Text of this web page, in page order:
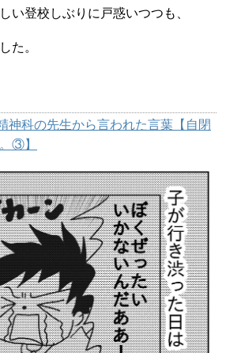
い登校しぶりに戸惑いつつも、
た。
神科の先生から言われた言葉【自閉
③】